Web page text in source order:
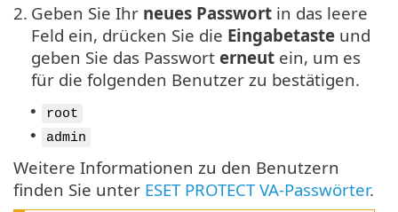
2. Geben Sie Ihr neues Passwort in das leere
Feld ein, drücken Sie die Eingabetaste und
geben Sie das Passwort erneut ein, um es
für die folgenden Benutzer zu bestätigen.
• root
• admin
Weitere Informationen zu den Benutzern
finden Sie unter ESET PROTECT VA-Passwörter.